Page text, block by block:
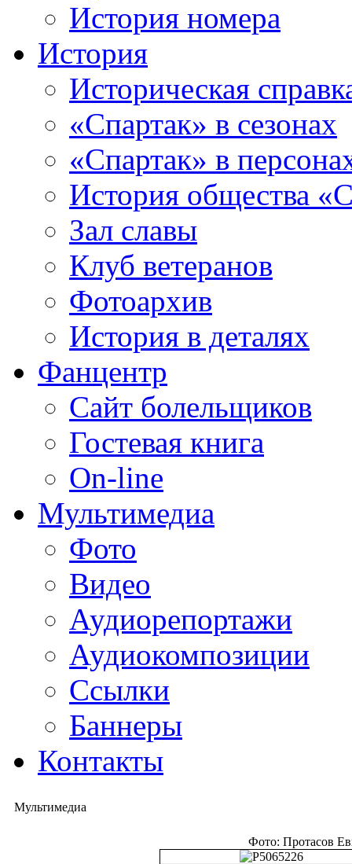
История номера
История
Историческая
«Спартак» в сезонах
«Спартак» в
История общества
Зал славы
Клуб ветеранов
Фотоархив
История в деталях
Фанцентр
Сайт болельщиков
Гостевая книга
On-line
Мультимедиа
Фото
Видео
Аудиорепортажи
Аудиокомпозиции
Ссылки
Баннеры
Контакты
Мультимедиа
Фото: Протасов